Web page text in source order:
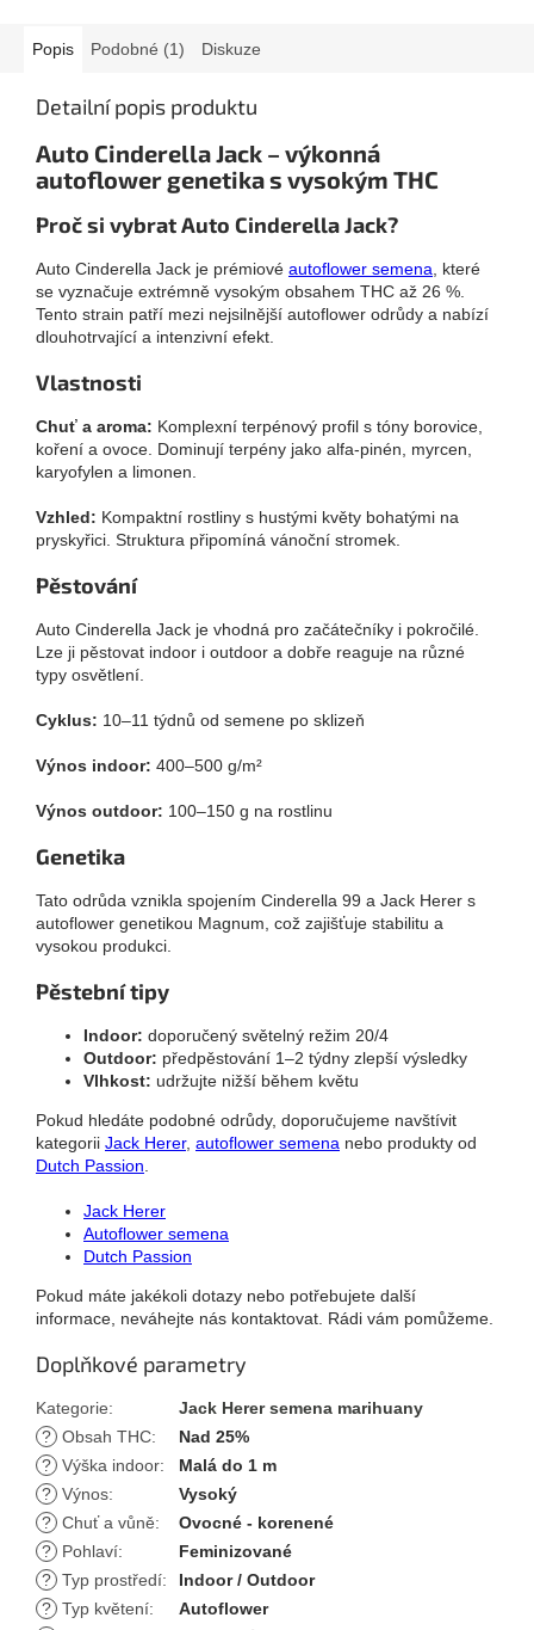
Popis Podobné (1) Diskuze
Detailní popis produktu
Auto Cinderella Jack – výkonná
autoflower genetika s vysokým THC
Proč si vybrat Auto Cinderella Jack?
Auto Cinderella Jack je prémiové autoflower semena , které
se vyznačuje extrémně vysokým obsahem THC až 26 %.
Tento strain patří mezi nejsilnější autoflower odrůdy a nabízí
dlouhotrvající a intenzivní efekt.
Vlastnosti
Chuť a aroma: Komplexní terpénový profil s tóny borovice,
koření a ovoce. Dominují terpény jako alfa-pinén, myrcen,
karyofylen a limonen.
Vzhled: Kompaktní rostliny s hustými květy bohatými na
pryskyřici. Struktura připomíná vánoční stromek.
Pěstování
Auto Cinderella Jack je vhodná pro začátečníky i pokročilé.
Lze ji pěstovat indoor i outdoor a dobře reaguje na různé
typy osvětlení.
Cyklus: 10–11 týdnů od semene po sklizeň
Výnos indoor: 400–500 g/m²
Výnos outdoor: 100–150 g na rostlinu
Genetika
Tato odrůda vznikla spojením Cinderella 99 a Jack Herer s
autoflower genetikou Magnum, což zajišťuje stabilitu a
vysokou produkci.
Pěstební tipy
Indoor: doporučený světelný režim 20/4
Outdoor: předpěstování 1–2 týdny zlepší výsledky
Vlhkost: udržujte nižší během květu
Pokud hledáte podobné odrůdy, doporučujeme navštívit
kategorii Jack Herer, autoflower semena nebo produkty od
Dutch Passion
Jack Herer
Autoflower semena
Dutch Passion
Pokud máte jakékoli dotazy nebo potřebujete další
informace, neváhejte nás kontaktovat. Rádi vám pomůžeme.
Doplňkové parametry
Kategorie:
Jack Herer semena marihuany
? Obsah THC:
Nad 25%
? Výška indoor:
Malá do 1 m
? Výnos:
Vysoký
? Chuť a vůně:
Ovocné - korenené
?
Pohlaví:
Feminizované
? Typ prostředí:
Indoor / Outdoor
? Typ květení:
Autoflower